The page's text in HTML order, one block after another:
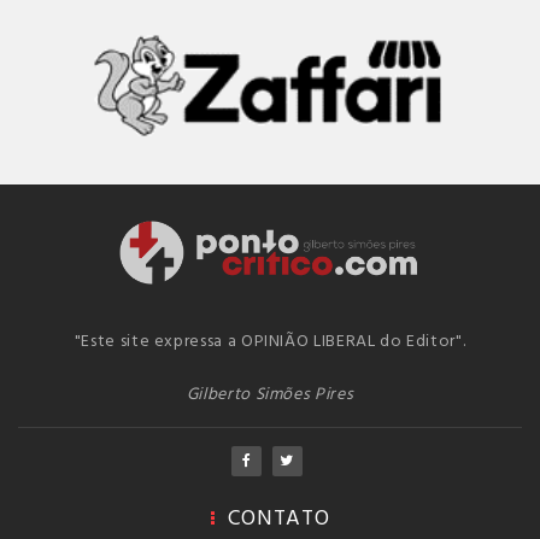
"Este site expressa a OPINIÃO LIBERAL do Editor".
Gilberto Simões Pires
CONTATO